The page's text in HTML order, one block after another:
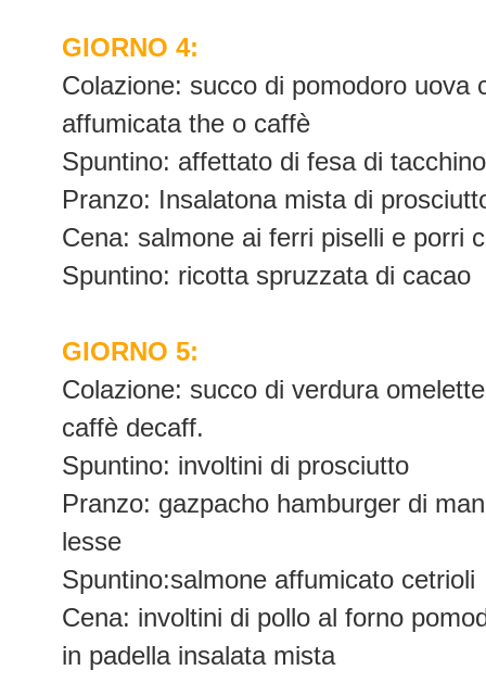
GIORNO 4:
Colazione: succo di pomodoro uova
affumicata the o caffè
Spuntino: affettato di fesa di
Pranzo: Insalatona mista di
Cena: salmone ai ferri piselli e porri
Spuntino: ricotta spruzzata di cacao
GIORNO 5:
Colazione: succo di verdura
caffè decaff.
Spuntino: involtini di prosciutto
Pranzo: gazpacho hamburger di
lesse
Spuntino:salmone affumicato cetrioli
Cena: involtini di pollo al forno
in padella insalata mista